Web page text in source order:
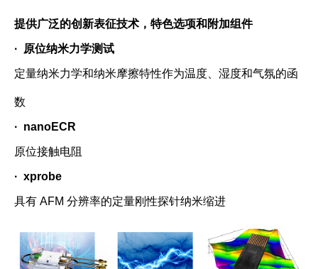
提供广泛的创新表征技术，特色选项和附加组件
· 原位纳米力学测试
定量纳米力学和纳米摩擦特性作为温度、湿度和气氛的函
数
· nanoECR
原位接触电阻
· xprobe
具有 AFM 分辨率的定量刚性探针纳米缩进